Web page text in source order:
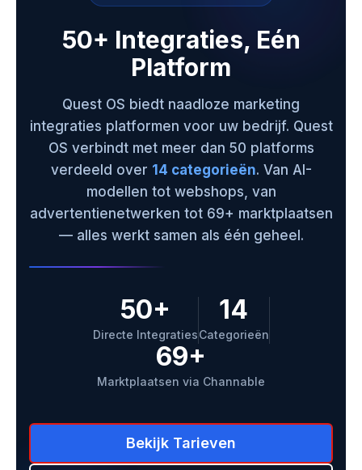
50+ Integraties, Eén
Platform
Quest OS biedt naadloze marketing
integraties platformen voor uw bedrijf. Quest
OS verbindt met meer dan 50 platforms
verdeeld over 14 categorieën. Van AI-
modellen tot webshops, van
advertentienetwerken tot 69+ marktplaatsen
— alles werkt samen als één geheel.
50+
Directe Integraties
14
Categorieën
69+
Marktplaatsen via Channable
Bekijk Tarieven